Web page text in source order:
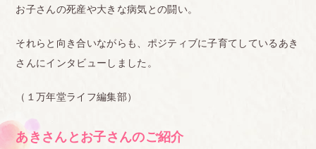
お子さんの死産や大きな病気との闘い。
それらと向き合いながらも、ポジティブに子育てしているあき
さんにインタビューしました。
（１万年堂ライフ編集部）
あきさんとお子さんのご紹介